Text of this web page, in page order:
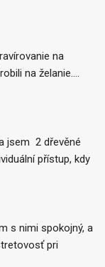
na
na želanie.
jsem  2 dřevěné
přístup, kdy
s nimi spokojný, a
pri